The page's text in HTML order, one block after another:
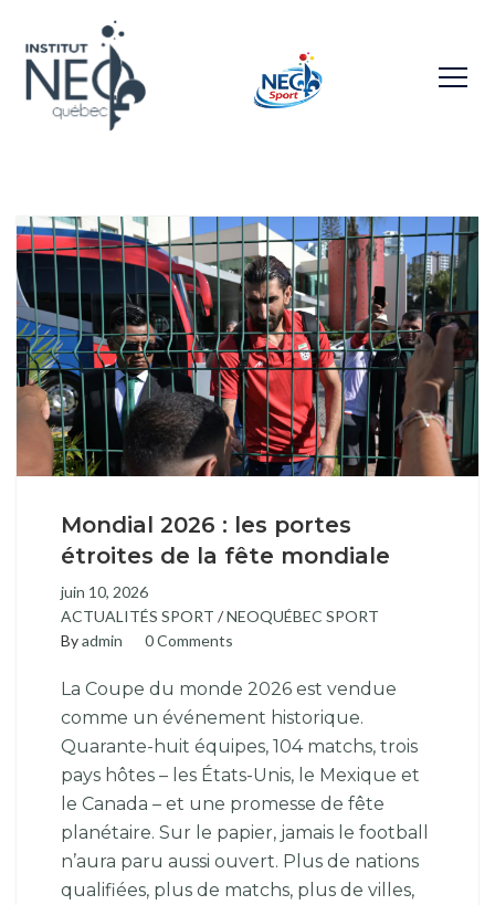
Mondial 2026 : les portes
étroites de la fête mondiale
juin 10, 2026
ACTUALITÉS SPORT /NEOQUÉBEC SPORT
Byadmin 0 Comments
La Coupe du monde 2026 est vendue
comme un événement historique.
Quarante-huit équipes, 104 matchs, trois
pays hôtes – les États-Unis, le Mexique et
le Canada – et une promesse de fête
planétaire. Sur le papier, jamais le football
n’aura paru aussi ouvert. Plus de nations
qualifiées, plus de matchs, plus de villes,